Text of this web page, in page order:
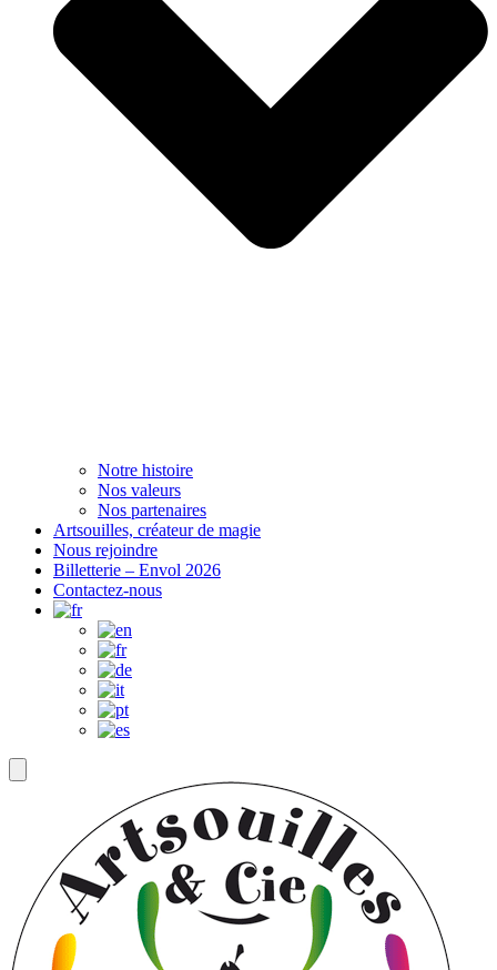
Notre histoire
Nos valeurs
Nos partenaires
Artsouilles, créateur de magie
Nous rejoindre
Billetterie – Envol 2026
Contactez-nous